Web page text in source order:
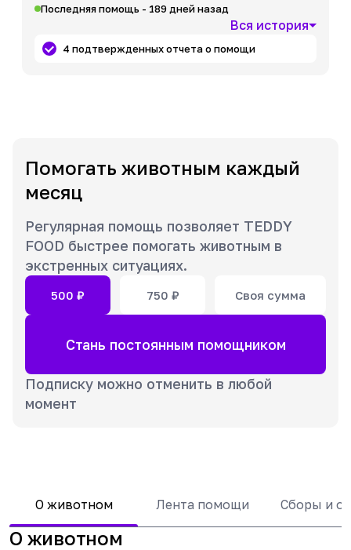
Последняя помощь - 189 дней назад
Вся история
4 подтвержденных отчета о помощи
Помогать животным каждый
месяц
Регулярная помощь позволяет TEDDY
FOOD быстрее помогать животным в
экстренных ситуациях.
500 ₽ 750 ₽ Своя сумма
Стань постоянным помощником
Подписку можно отменить в любой
момент
О животном Лента помощи Сборы и
О животном